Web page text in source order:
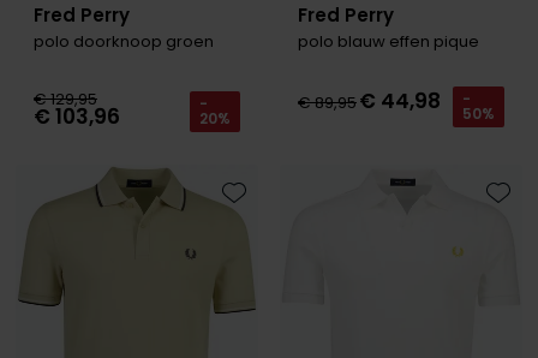
Fred Perry
polo doorknoop groen
€ 129,95
€ 103,96 -
20%
Fred Perry
polo blauw effen pique
€ 89,95€ 44,98 -
50%
Toevoegen aan favorieten